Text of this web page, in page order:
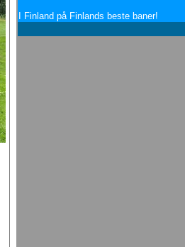
I Finland på Finlands beste baner!